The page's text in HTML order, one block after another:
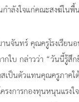
ำลังใจแก่คณะสงฆ์ในพื้
นจันทร์ คุณครูโรงเรียน
กใบ กล่าวว่า “วันนี้รู้สึ
สเป็นตัวแทนคุณครูภาคใ
รงการกองทุนหนุนแรงใ